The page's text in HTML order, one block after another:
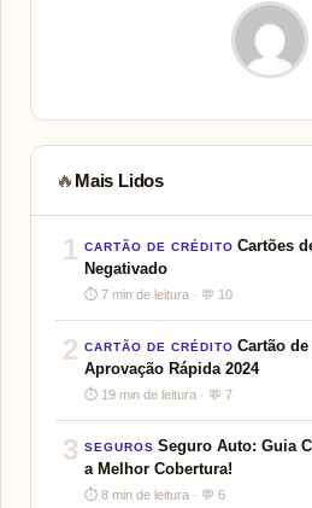
🔥 Mais Lidos
1 CARTÃO DE CRÉDITO Cartões
Negativado
⏱ 7 min de leitura · 💬 10
2 CARTÃO DE CRÉDITO Cartão
Aprovação Rápida 2024
⏱ 19 min de leitura · 💬 7
3 SEGUROS Seguro Auto: Guia
a Melhor Cobertura!
⏱ 8 min de leitura · 💬 6